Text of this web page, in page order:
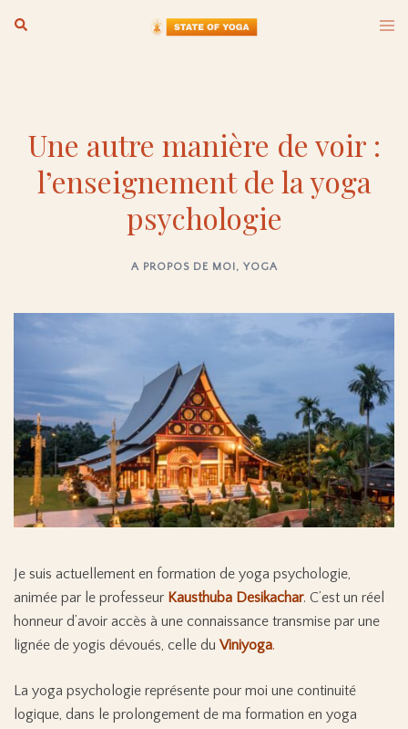
Rechercher
le
Une autre manière de voir :
l’enseignement de la yoga
psychologie
A PROPOS DE MOI, YOGA
Je suis actuellement en formation de yoga psychologie,
animée par le professeur Kausthuba Desikachar. C’est un réel
honneur d’avoir accès à une connaissance transmise par une
lignée de yogis dévoués, celle du Viniyoga.
La yoga psychologie représente pour moi une continuité
logique, dans le prolongement de ma formation en yoga